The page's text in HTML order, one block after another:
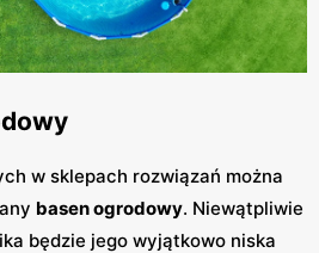
w sklepach rozwiązań można
basen ogrodowy. Niewątpliwie
będzie jego wyjątkowo niska